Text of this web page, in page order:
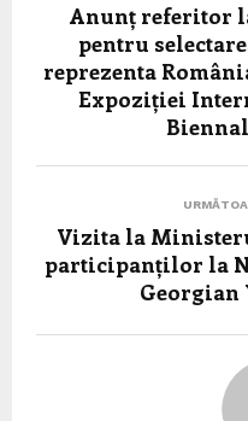
Anunț referitor
pentru
reprezenta
Expoziției
Vizita la
participanților la
Georgian